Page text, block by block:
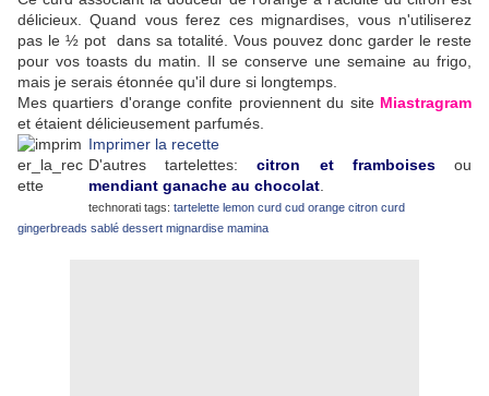
délicieux. Quand vous ferez ces mignardises, vous n'utiliserez
pas le ½ pot dans sa totalité. Vous pouvez donc garder le reste
pour vos toasts du matin. Il se conserve une semaine au frigo,
mais je serais étonnée qu'il dure si longtemps.
Mes quartiers d'orange confite proviennent du site Miastragram
et étaient délicieusement parfumés.
Imprimer la recette
D'autres tartelettes:citron et framboisesou
mendiant ganache au chocolat
technorati tags: tartelette lemon curd cud orange citron curd
gingerbreads sablé dessert mignardise mamina